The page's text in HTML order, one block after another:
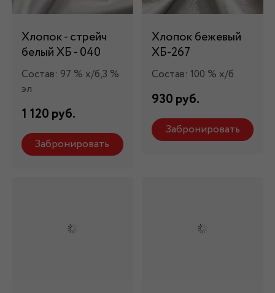
Хлопок - стрейч
белый ХБ - 040
Состав: 97 % х/б,3 %
эл
1 120 руб.
Забронировать
Хлопок бежевый
ХБ-267
Состав: 100 % х/б
930 руб.
Забронировать